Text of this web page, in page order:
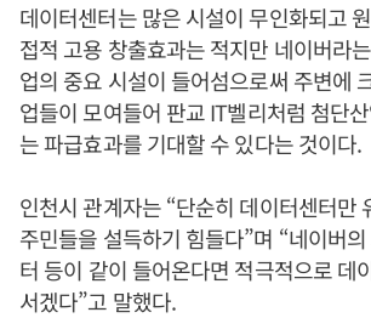
데이터센터는 많은 시설이 무인화되고
접적 고용 창출효과는 적지만 네이버라
업의 중요 시설이 들어섬으로써 주변에
업들이 모여들어 판교 IT벨리처럼 첨단
는 파급효과를 기대할 수 있다는 것이다.
인천시 관계자는 “단순히 데이터센터만
주민들을 설득하기 힘들다”며 “네이버
터 등이 같이 들어온다면 적극적으로 데
서겠다”고 말했다.